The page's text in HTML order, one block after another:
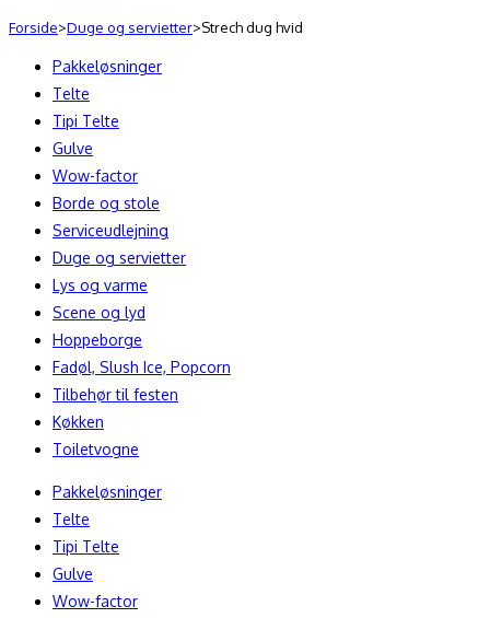
Forside>Duge og servietter>Strech dug hvid
Pakkeløsninger
Telte
Tipi Telte
Gulve
Wow-factor
Borde og stole
Serviceudlejning
Duge og servietter
Lys og varme
Scene og lyd
Hoppeborge
Fadøl, Slush Ice, Popcorn
Tilbehør til festen
Køkken
Toiletvogne
Pakkeløsninger
Telte
Tipi Telte
Gulve
Wow-factor